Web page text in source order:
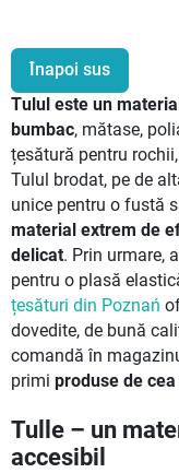
Înapoi sus
Tulul este un
bumbac, mătase,
țesătură pentru
Tulul brodat, pe de
unice pentru o fustă
material extrem de
delicat. Prin urmare,
pentru o plasă
țesături din Poznań
dovedite, de bună
comandă în
primi produse de
Tulle – un
accesibil